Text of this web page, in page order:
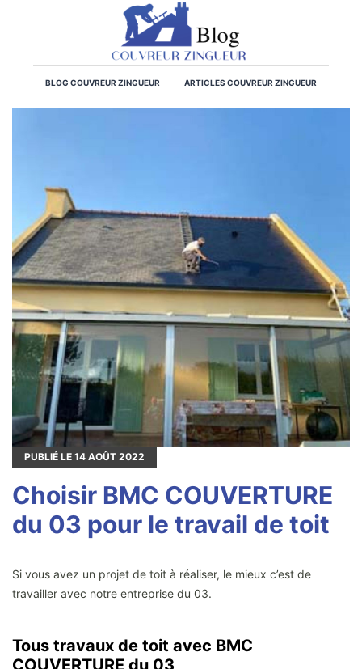
BLOG COUVREUR ZINGUEUR ARTICLES COUVREUR ZINGUEUR
PUBLIÉ LE 14 AOÛT 2022
Choisir BMC COUVERTURE
du 03 pour le travail de toit
Si vous avez un projet de toit à réaliser, le mieux c’est de
travailler avec notre entreprise du 03.
Tous travaux de toit avec BMC
COUVERTURE du 03